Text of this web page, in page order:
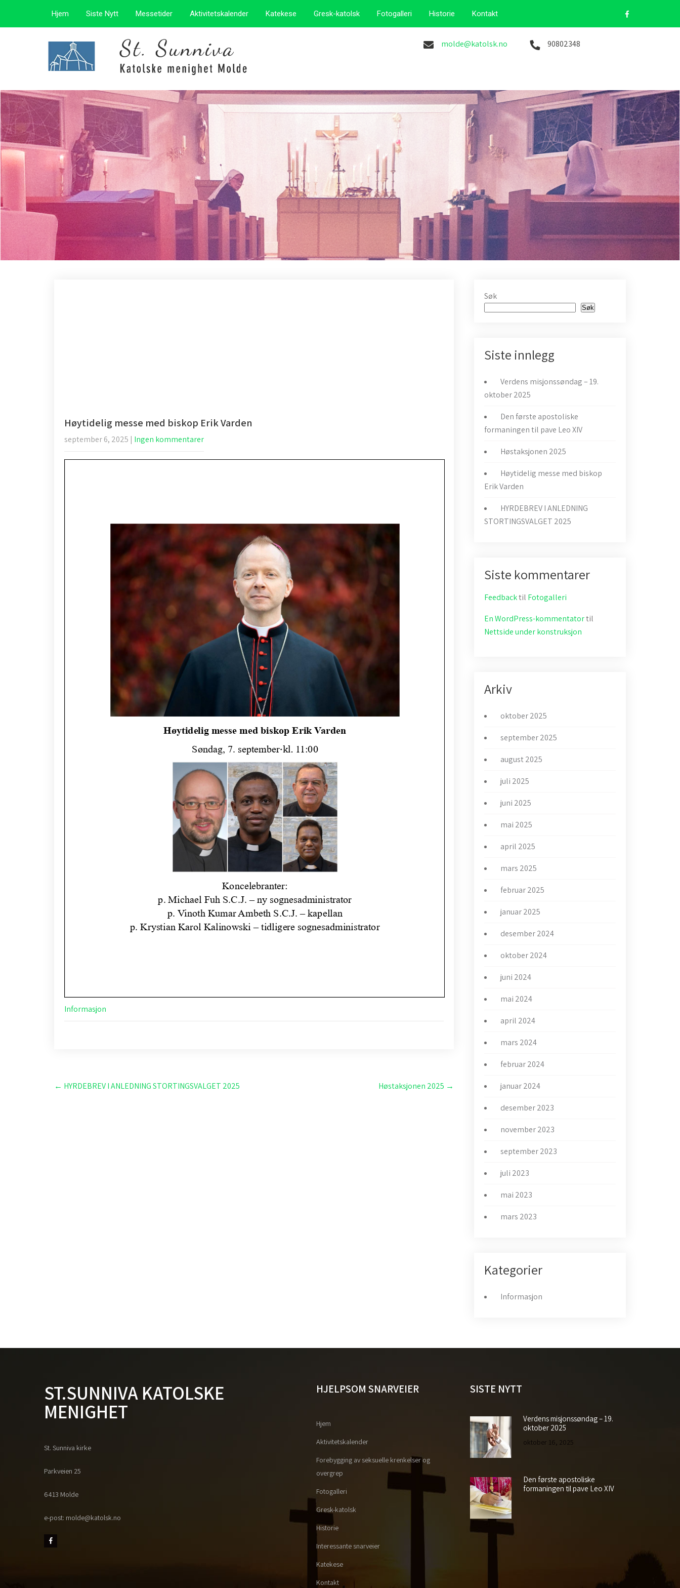
Hjem Siste Nytt Messetider Aktivitetskalender Katekese Gresk-katolsk Fotogalleri Historie Kontakt
molde@katolsk.no 90802348
Høytidelig messe med biskop Erik Varden
september 6, 2025 | Ingen kommentarer
Informasjon
Post
navigation
← HYRDEBREV I ANLEDNING STORTINGSVALGET 2025 Høstaksjonen 2025 →
Søk
Søk
Siste innlegg
Verdens misjonssøndag – 19.
oktober 2025
Den første apostoliske
formaningen til pave Leo XIV
Høstaksjonen 2025
Høytidelig messe med biskop
Erik Varden
HYRDEBREV I ANLEDNING
STORTINGSVALGET 2025
Siste kommentarer
Feedbacktil Fotogalleri
En WordPress-kommentatortil
Nettside under konstruksjon
Arkiv
oktober 2025
september 2025
august 2025
juli 2025
juni 2025
mai 2025
april 2025
mars 2025
februar 2025
januar 2025
desember 2024
oktober 2024
juni 2024
mai 2024
april 2024
mars 2024
februar 2024
januar 2024
desember 2023
november 2023
september 2023
juli 2023
mai 2023
mars 2023
Kategorier
Informasjon
ST.SUNNIVA KATOLSKE
MENIGHET
St. Sunniva kirke
Parkveien 25
6413 Molde
e-post: molde@katolsk.no
HJELPSOM SNARVEIER
Hjem
Aktivitetskalender
Forebygging av seksuelle krenkelser og
overgrep
Fotogalleri
Gresk-katolsk
Historie
Interessante snarveier
Katekese
Kontakt
SISTE NYTT
Verdens misjonssøndag – 19.
oktober 2025
oktober 16, 2025
Den første apostoliske
formaningen til pave Leo XIV